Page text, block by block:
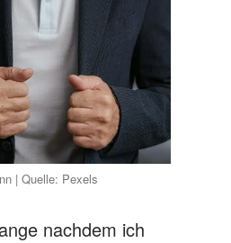
| Quelle: Pexels
nachdem ich